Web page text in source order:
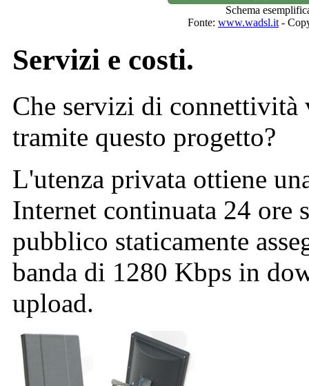
Schema
Fonte: www.wadsl.it -
Servizi e costi.
Che servizi di
tramite questo progetto?
L'utenza privata ottiene
Internet continuata 24 ore
pubblico staticamente
banda di 1280 Kbps in
upload.